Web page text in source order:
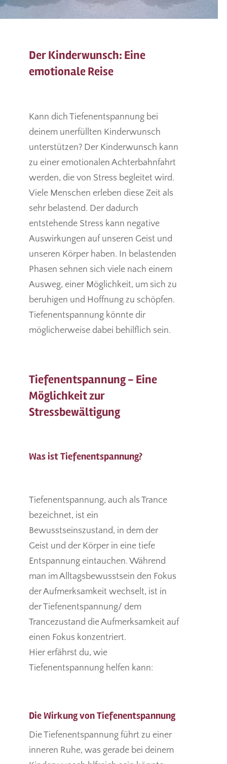
Der Kinderwunsch: Eine
emotionale Reise
Kann dich Tiefenentspannung bei
deinem unerfüllten Kinderwunsch
unterstützen? Der Kinderwunsch kann
zu einer emotionalen Achterbahnfahrt
werden, die von Stress begleitet wird.
Viele Menschen erleben diese Zeit als
sehr belastend. Der dadurch
entstehende Stress kann negative
Auswirkungen auf unseren Geist und
unseren Körper haben. In belastenden
Phasen sehnen sich viele nach einem
Ausweg, einer Möglichkeit, um sich zu
beruhigen und Hoffnung zu schöpfen.
Tiefenentspannung könnte dir
möglicherweise dabei behilflich sein.
Tiefenentspannung - Eine
Möglichkeit zur
Stressbewältigung
Was ist Tiefenentspannung?
Tiefenentspannung, auch als Trance
bezeichnet, ist ein
Bewusstseinszustand, in dem der
Geist und der Körper in eine tiefe
Entspannung eintauchen. Während
man im Alltagsbewusstsein den Fokus
der Aufmerksamkeit wechselt, ist in
der Tiefenentspannung/ dem
Trancezustand die Aufmerksamkeit auf
einen Fokus konzentriert.
Hier erfährst du, wie
Tiefenentspannung helfen kann:
Die Wirkung von Tiefenentspannung
Die Tiefenentspannung führt zu einer
inneren Ruhe, was gerade bei deinem